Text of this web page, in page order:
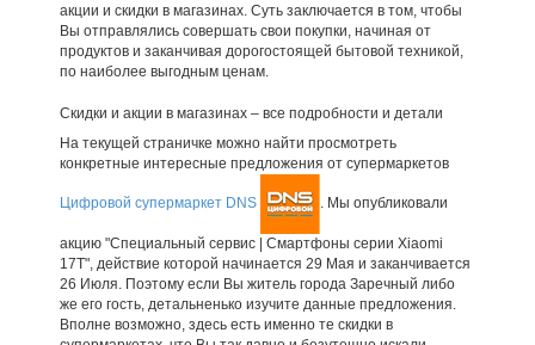
акции и скидки в магазинах. Суть заключается в том, чтобы
Вы отправлялись совершать свои покупки, начиная от
продуктов и заканчивая дорогостоящей бытовой техникой,
по наиболее выгодным ценам.
Скидки и акции в магазинах – все подробности и детали
На текущей страничке можно найти просмотреть
конкретные интересные предложения от супермаркетов
Цифровой супермаркет DNS . Мы опубликовали
акцию "Специальный сервис | Смартфоны серии Xiaomi
17Т", действие которой начинается 29 Мая и заканчивается
26 Июля. Поэтому если Вы житель города Заречный либо
же его гость, детальненько изучите данные предложения.
Вполне возможно, здесь есть именно те скидки в